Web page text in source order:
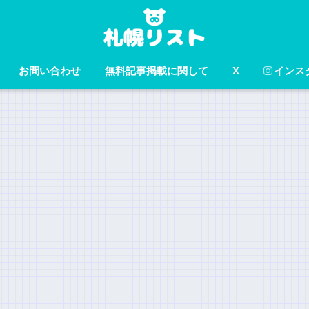
お問い合わせ 無料記事掲載に関して X インス